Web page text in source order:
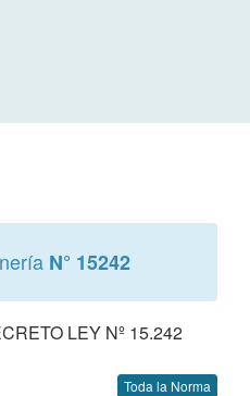
N° 15242
LEY Nº 15.242
Toda la Norma